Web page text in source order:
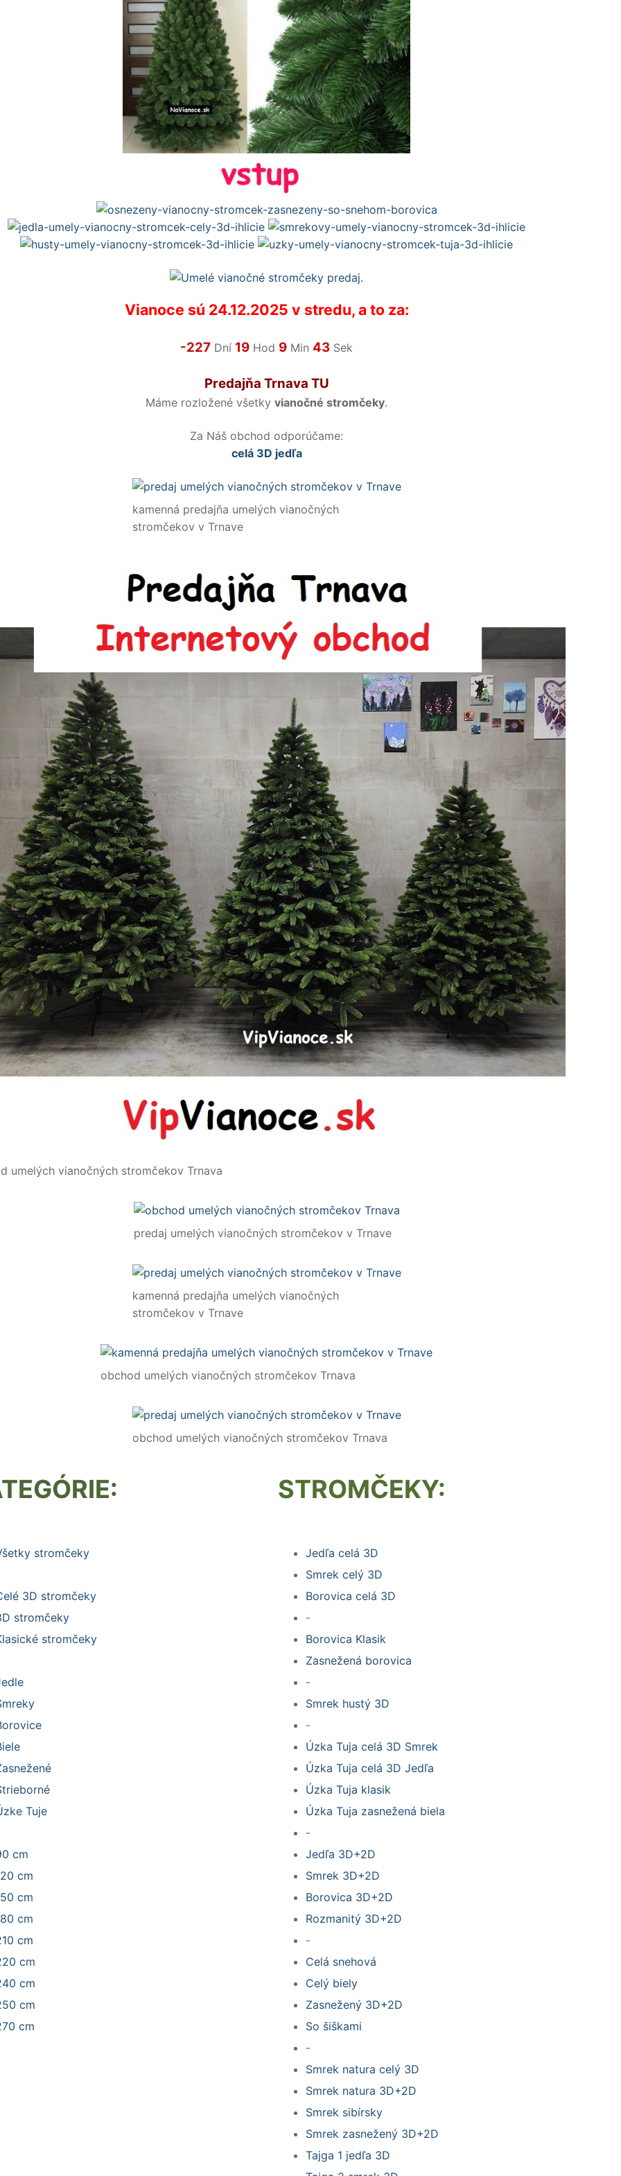
Vianoce sú 24.12.2025 v stredu, a to za:
-227 Dní 19 Hod 9 Min 42 Sek
Predajňa Trnava TU
Máme rozložené všetky vianočné stromčeky.
Za Náš obchod odporúčame:
celá 3D jedľa
kamenná predajňa umelých vianočných
stromčekov v Trnave
umelých vianočných stromčekov Trnava
predaj umelých vianočných stromčekov v Trnave
kamenná predajňa umelých vianočných
stromčekov v Trnave
obchod umelých vianočných stromčekov Trnava
obchod umelých vianočných stromčekov Trnava
stromčeky
3D stromčeky
stromčeky
stromčeky
Tuje
cm
cm
cm
cm
cm
cm
cm
cm
cm
STROMČEKY:
Jedľa celá 3D
Smrek celý 3D
Borovica celá 3D
-
Borovica Klasik
Zasnežená borovica
-
Smrek hustý 3D
-
Úzka Tuja celá 3D Smrek
Úzka Tuja celá 3D Jedľa
Úzka Tuja klasik
Úzka Tuja zasnežená biela
-
Jedľa 3D+2D
Smrek 3D+2D
Borovica 3D+2D
Rozmanitý 3D+2D
-
Celá snehová
Celý biely
Zasnežený 3D+2D
So šiškami
-
Smrek natura celý 3D
Smrek natura 3D+2D
Smrek sibírsky
Smrek zasnežený 3D+2D
Tajga 1 jedľa 3D